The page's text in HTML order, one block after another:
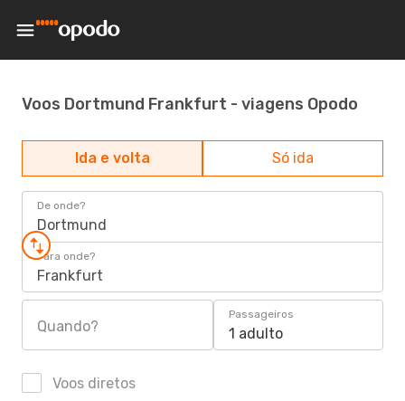
Voos Dortmund Frankfurt - viagens Opodo
Ida e volta Só ida
De onde?
Dortmund
Para onde?
Frankfurt
Quando?
Passageiros
1 adulto
Voos diretos